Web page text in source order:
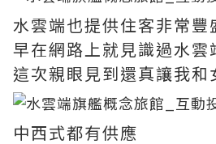
水雲端也提供住客非常豐
早在網路上就見識過水雲
這次親眼見到還真讓我和
中西式都有供應